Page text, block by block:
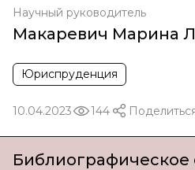
Научный руководитель
Макаревич Марина
Юриспруденция
10.04.2023 144
Библиографическое